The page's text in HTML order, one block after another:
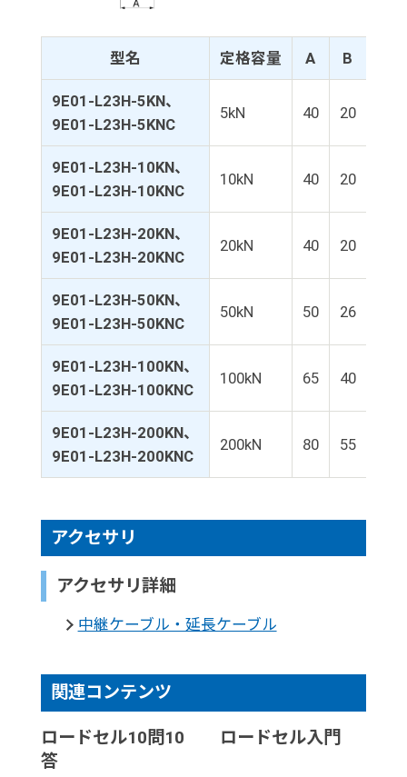
型名 定格容量 A B
9E01-L23H-5KN、
9E01-L23H-5KNC
5kN 40 20
9E01-L23H-10KN、
9E01-L23H-10KNC
10kN 40 20
9E01-L23H-20KN、
9E01-L23H-20KNC
20kN 40 20
9E01-L23H-50KN、
9E01-L23H-50KNC
50kN 50 26
9E01-L23H-100KN、
9E01-L23H-100KNC
100kN 65 40
9E01-L23H-200KN、
9E01-L23H-200KNC
200kN 80 55
アクセサリ
アクセサリ詳細
中継ケーブル・延長ケーブル
関連コンテンツ
ロードセル10問10
答
ロードセル入門